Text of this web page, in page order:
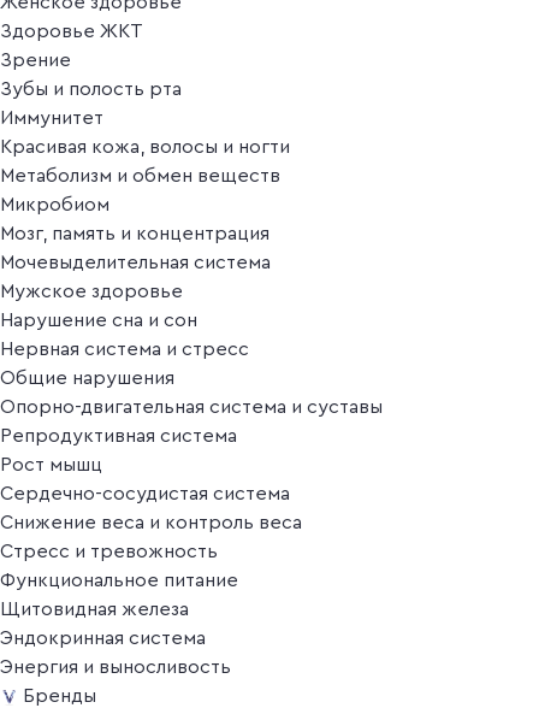
Здоровье ЖКТ
Зрение
Зубы и полость рта
Иммунитет
Красивая кожа, волосы и ногти
Метаболизм и обмен веществ
Микробиом
Мозг, память и концентрация
Мочевыделительная система
Мужское здоровье
Нарушение сна и сон
Нервная система и стресс
Общие нарушения
Опорно-двигательная система и суставы
Репродуктивная система
Рост мышц
Сердечно-сосудистая система
Снижение веса и контроль веса
Стресс и тревожность
Функциональное питание
Щитовидная железа
Эндокринная система
Энергия и выносливость
Бренды